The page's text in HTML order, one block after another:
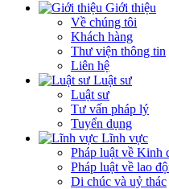
Giới thiệu
Về chúng tôi
Khách hàng
Thư viện thông tin
Liên hệ
Luật sư
Luật sư
Tư vấn pháp lý
Tuyển dụng
Lĩnh vực
Pháp luật về Kinh
Pháp luật về lao
Di chúc và uỷ thác